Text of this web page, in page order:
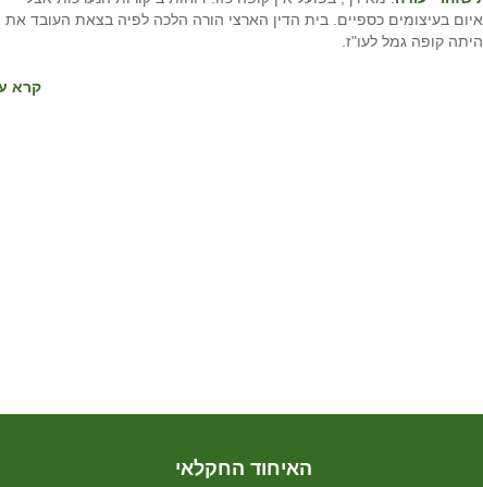
בעיצומים כספיים. בית הדין הארצי הורה הלכה לפיה בצאת העובד את
קופה גמל לעו"ז.
קרא
האיחוד החקלאי